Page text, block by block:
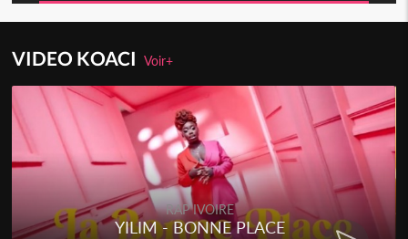
VIDEO KOACIVoir+
RAP IVOIRE
YILIM - BONNE PLACE